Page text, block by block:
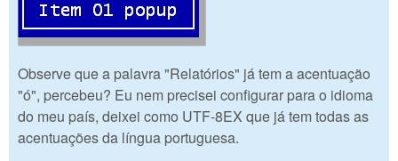
Observe que a palavra "Relatórios" já tem a acentuação
"ó", percebeu? Eu nem precisei configurar para o idioma
do meu país, deixei como UTF-8EX que já tem todas as
acentuações da língua portuguesa.